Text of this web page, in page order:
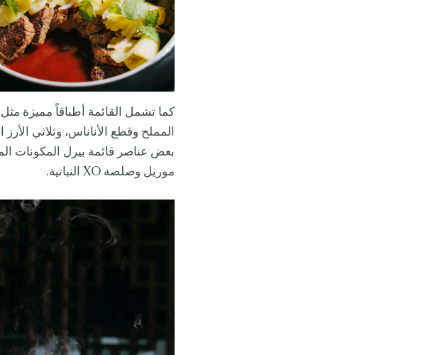
كما تشمل القائمة أطباقاً مميزة
المملح وقطع الأناناس، وثلاثي
بعض عناصر قائمة بيرل المكونات
موريل وصلصة XO النباتية.